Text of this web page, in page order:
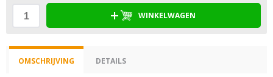
WINKELWAGEN
OMSCHRIJVING DETAILS